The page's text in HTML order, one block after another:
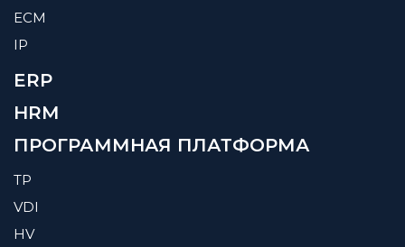
ECM
IP
ERP
HRM
ПРОГРАММНАЯ ПЛАТФОРМА
TP
VDI
HV